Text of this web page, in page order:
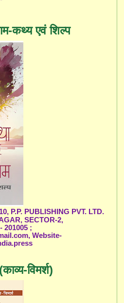
कथ्य एवं शिल्प
P.P. PUBLISHING PVT. LTD.
SECTOR-2,
201005 ;
Website-
विमर्श)